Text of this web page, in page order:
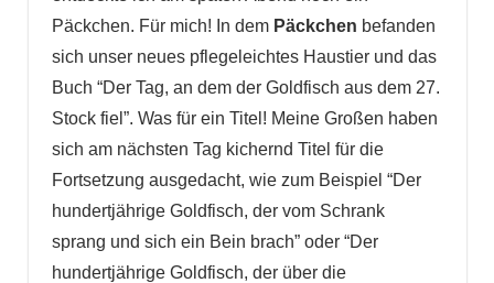
Päckchen. Für mich! In dem Päckchen befanden
sich unser neues pflegeleichtes Haustier und das
Buch “Der Tag, an dem der Goldfisch aus dem 27.
Stock fiel”. Was für ein Titel! Meine Großen haben
sich am nächsten Tag kichernd Titel für die
Fortsetzung ausgedacht, wie zum Beispiel “Der
hundertjährige Goldfisch, der vom Schrank
sprang und sich ein Bein brach” oder “Der
hundertjährige Goldfisch, der über die